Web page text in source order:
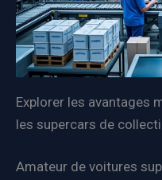
Explorer les avantages
les supercars de
Amateur de voitures